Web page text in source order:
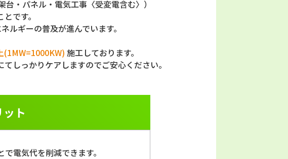
・パネル・電気工事〈受変電含む〉）
です。
ルギーの普及が進んでいます。
(1MW=1000KW) 施工しております。
しっかりケアしますのでご安心ください。
ト
電気代を削減できます。